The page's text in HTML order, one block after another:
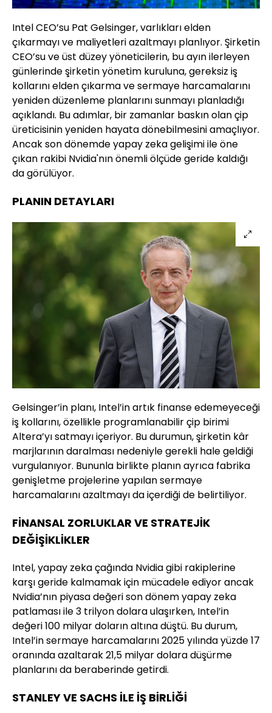
Intel CEO’su Pat Gelsinger, varlıkları elden
çıkarmayı ve maliyetleri azaltmayı planlıyor. Şirketin
CEO’su ve üst düzey yöneticilerin, bu ayın ilerleyen
günlerinde şirketin yönetim kuruluna, gereksiz iş
kollarını elden çıkarma ve sermaye harcamalarını
yeniden düzenleme planlarını sunmayı planladığı
açıklandı. Bu adımlar, bir zamanlar baskın olan çip
üreticisinin yeniden hayata dönebilmesini amaçlıyor.
Ancak son dönemde yapay zeka gelişimi ile öne
çıkan rakibi Nvidia'nın önemli ölçüde geride kaldığı
da görülüyor.
PLANIN DETAYLARI
Gelsinger’in planı, Intel’in artık finanse edemeyeceği
iş kollarını, özellikle programlanabilir çip birimi
Altera’yı satmayı içeriyor. Bu durumun, şirketin kâr
marjlarının daralması nedeniyle gerekli hale geldiği
vurgulanıyor. Bununla birlikte planın ayrıca fabrika
genişletme projelerine yapılan sermaye
harcamalarını azaltmayı da içerdiği de belirtiliyor.
FİNANSAL ZORLUKLAR VE STRATEJİK
DEĞİŞİKLİKLER
Intel, yapay zeka çağında Nvidia gibi rakiplerine
karşı geride kalmamak için mücadele ediyor ancak
Nvidia’nın piyasa değeri son dönem yapay zeka
patlaması ile 3 trilyon dolara ulaşırken, Intel’in
değeri 100 milyar doların altına düştü. Bu durum,
Intel’in sermaye harcamalarını 2025 yılında yüzde 17
oranında azaltarak 21,5 milyar dolara düşürme
planlarını da beraberinde getirdi.
STANLEY VE SACHS İLE İŞ BİRLİĞİ